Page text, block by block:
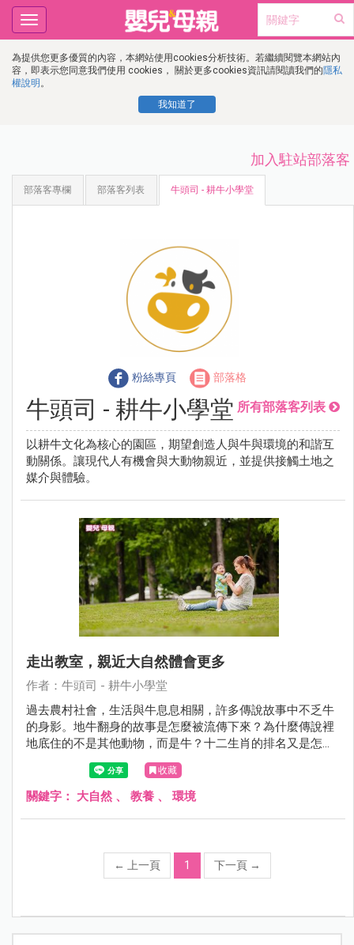
為提供您更多優質的內容，本網站使用cookies分析技術。若繼續閱覽本網站內
容，即表示您同意我們使用 cookies， 關於更多cookies資訊請閱讀我們的隱私
權說明 。
我知道了
Toggle
navigation
加入駐站部落客
部落客專欄 部落客列表 牛頭司 - 耕牛小學堂
粉絲專頁 部落格
牛頭司 - 耕牛小學堂 所有部落客列表
以耕牛文化為核心的園區，期望創造人與牛與環境的和諧互
動關係。讓現代人有機會與大動物親近，並提供接觸土地之
媒介與體驗。
走出教室，親近大自然體會更多
作者：牛頭司 - 耕牛小學堂
過去農村社會，生活與牛息息相關，許多傳說故事中不乏牛
的身影。地牛翻身的故事是怎麼被流傳下來？為什麼傳說裡
地底住的不是其他動物，而是牛？十二生肖的排名又是怎麼
來的？牛郎與織女的故事與牛有關係嗎？
收藏
關鍵字： 大自然 、 教養 、 環境
← 上一頁 1 下一頁 →